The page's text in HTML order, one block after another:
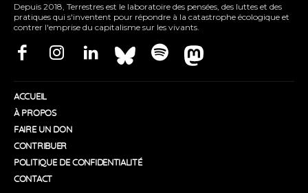
Depuis 2018, Terrestres est le laboratoire des pensées, des luttes et des
pratiques qui s'inventent pour répondre à la catastrophe écologique et
contrer l'emprise du capitalisme sur les vivants.
ACCUEIL
À PROPOS
FAIRE UN DON
CONTRIBUER
POLITIQUE DE CONFIDENTIALITÉ
CONTACT